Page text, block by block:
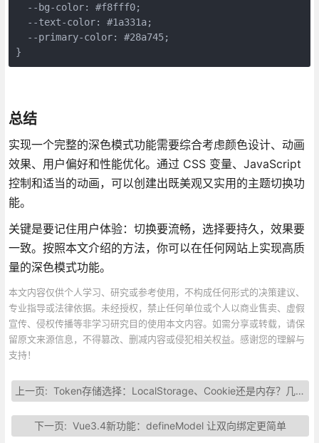
  --bg-color: #f8fff0;
  --text-color: #1a331a;
  --primary-color: #28a745;
}
总结
实现一个完整的深色模式功能需要综合考虑颜色设计、动画
效果、用户偏好和性能优化。通过 CSS 变量、JavaScript
控制和适当的动画，可以创建出既美观又实用的主题切换功
能。
关键是要记住用户体验：切换要流畅，选择要持久，效果要
一致。按照本文介绍的方法，你可以在任何网站上实现高质
量的深色模式功能。
本文内容仅供个人学习、研究或参考使用，不构成任何形式的决策建议、
专业指导或法律依据。未经授权，禁止任何单位或个人以商业售卖、虚假
宣传、侵权传播等非学习研究目的使用本文内容。如需分享或转载，请保
留原文来源信息，不得篡改、删减内容或侵犯相关权益。感谢您的理解与
支持！
上一页:Token存储选择：LocalStorage、Cookie还是内存？几种方案对比
下一页: Vue3.4新功能：defineModel 让双向绑定更简单